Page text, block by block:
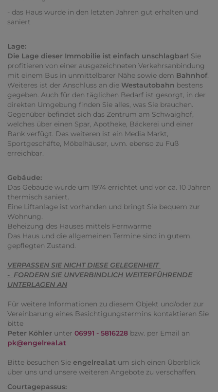
- das Haus wurde in den letzten Jahren gut erhalten und
saniert
Lage:
Die Lage dieser Immobilie ist einfach unschlagbar! Sie
profitieren von einer ausgezeichneten Verkehrsanbindung
mit einem Bus in unmittelbarer Nähe sowie dem Bahnhof.
Weiteres ist der Anschluss an die Westautobahn bestens
gegeben. Auch für den täglichen Bedarf ist gesorgt, in der
direkten Umgebung finden Sie alles, was Sie brauchen.
Gegenüber befindet sich das Zentrum am Schwaighof,
welches über einen Spar, Apotheke, Bäckerei und einer
Bank verfügt. Des weiteren ist ein Media Markt,
Sportgeschäfte, Möbelhäuser, uvm. ebenso zu Fuß
erreichbar.
Gebäude:
Das Gebäude wurde um 1974 errichtet und vor ca. 10 Jahren
thermisch saniert.
Eine Liftanlage ist vorhanden und bringt Sie bequem zur
Wohnung.
Beheizung des Hauses mittels Fernwärme
Das Haus und die allgemeinen Termine sind in gutem,
gepflegten Zustand.
VERPASSEN SIE NICHT DIESE GELEGENHEIT
- FORDERN SIE UNVERBINDLICH WEITERFÜHRENDE
UNTERLAGEN AN
Für weitere Informationen zu diesem Objekt und/oder zur
Vereinbarung eines Besichtigungstermins kontaktieren Sie
bitte
Peter Köhler unter 06991 - 5816228 bzw. per Email an
pk@engelreal.at
Bitte besuchen Sie engelreal.at um sich einen Überblick
über uns und unsere weiteren Angebote zu verschaffen.
Courtagepassus: